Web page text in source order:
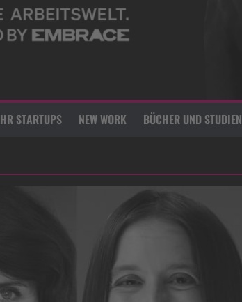
HR STARTUPS NEW WORK BÜCHER UND STUDIEN